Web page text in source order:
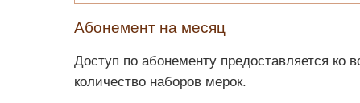
Абонемент на месяц
Доступ по абонементу предоставляется ко
количество наборов мерок.